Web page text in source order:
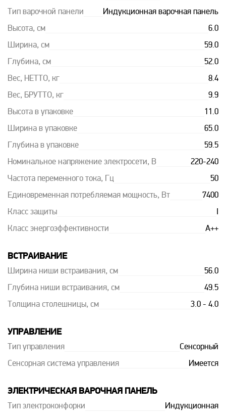
Тип варочной панели Индукционная варочная панель
Высота, см 6.0
Ширина, см 59.0
Глубина, см 52.0
Вес, НЕТТО, кг 8.4
Вес, БРУТТО, кг 9.9
Высота в упаковке 11.0
Ширина в упаковке 65.0
Глубина в упаковке 59.5
Номинальное напряжение электросети, В 220-240
Частота переменного тока, Гц 50
Единовременная потребляемая мощность, Вт 7400
Класс защиты
Класс энергоэффективности A++
ВСТРАИВАНИЕ
Ширина ниши встраивания, см 56.0
Глубина ниши встраивания, см 49.5
Толщина столешницы, см 3.0 - 4.0
УПРАВЛЕНИЕ
Тип управления Сенсорный
Сенсорная система управления Имеется
ЭЛЕКТРИЧЕСКАЯ ВАРОЧНАЯ ПАНЕЛЬ
Тип электроконфорки Индукционная